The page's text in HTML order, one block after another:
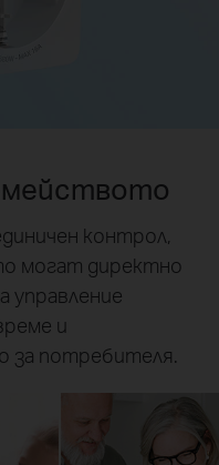
контрол,
могат директно
управление
и
за потребителя.